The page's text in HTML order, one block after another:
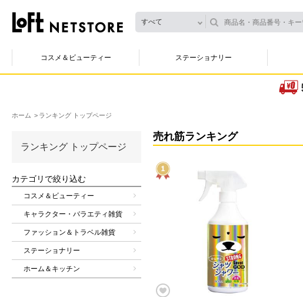
すべて
コスメ＆ビューティー ステーショナリー
ホーム ランキング トップページ
ランキング トップページ
カテゴリで絞り込む
コスメ＆ビューティー
キャラクター・バラエティ雑貨
ファッション＆トラベル雑貨
ステーショナリー
ホーム＆キッチン
売れ筋ランキング